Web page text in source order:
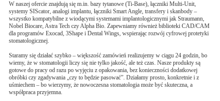
W naszej ofercie znajdują się m.in. bazy tytanowe (Ti-Base), łączniki Multi-Unit,
systemy SIScator, analogi implantu, łączniki Smart Angle, transfery i skanbody –
wszystko kompatybilne z wiodącymi systemami implantologicznymi jak Straumann,
Nobel Biocare, Astra Tech czy Alpha Bio. Zapewniamy również biblioteki CAD/CAM
dla programów Exocad, 3Shape i Dental Wings, wspierając rozwój cyfrowej protetyki
stomatologicznej.
Staramy się działać szybko – większość zamówień realizujemy w ciągu 24 godzin, bo
wiemy, że w stomatologii liczy się nie tylko jakość, ale też czas. Nasze produkty są
gotowe do pracy od razu po wyjęciu z opakowania, bez konieczności dodatkowej
obróbki czy zgadywania „czy to będzie pasować”. Działamy prosto, konkretnie i z
uśmiechem – bo wierzymy, że nowoczesna stomatologia może być skuteczna, a
współpraca przyjemna.